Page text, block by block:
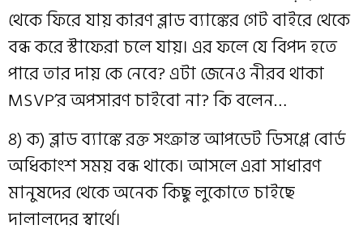
থেকে ফিরে যায় কারণ ব্লাড ব্যাঙ্কের গেট বাইরে থেকে
বন্ধ করে স্টাফেরা চলে যায়। এর ফলে যে বিপদ হতে
পারে তার দায় কে নেবে? এটা জেনেও নীরব থাকা
MSVP’র অপসারণ চাইবো না? কি বলেন…
৪) ক) ব্লাড ব্যাঙ্কে রক্ত সংক্রান্ত আপডেট ডিসপ্লে বোর্ড
অধিকাংশ সময় বন্ধ থাকে। আসলে এরা সাধারণ
মানুষদের থেকে অনেক কিছু লুকোতে চাইছে
দালালদের স্বার্থে।